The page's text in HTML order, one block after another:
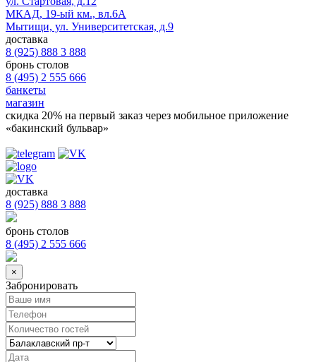
МКАД, 19-ый км., вл.6А
Мытищи, ул. Университетская, д.9
доставка
8 (925) 888 3 888
бронь столов
8 (495) 2 555 666
банкеты
магазин
скидка 20% на первый заказ через мобильное приложение
«бакинский бульвар»
доставка
8 (925) 888 3 888
бронь столов
8 (495) 2 555 666
×
Забронировать